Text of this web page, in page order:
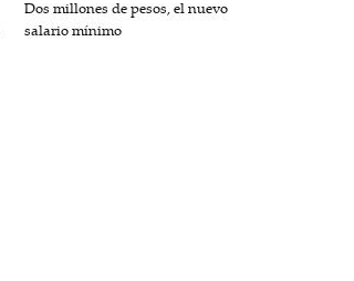
Dos millones de pesos, el nuevo
salario mínimo